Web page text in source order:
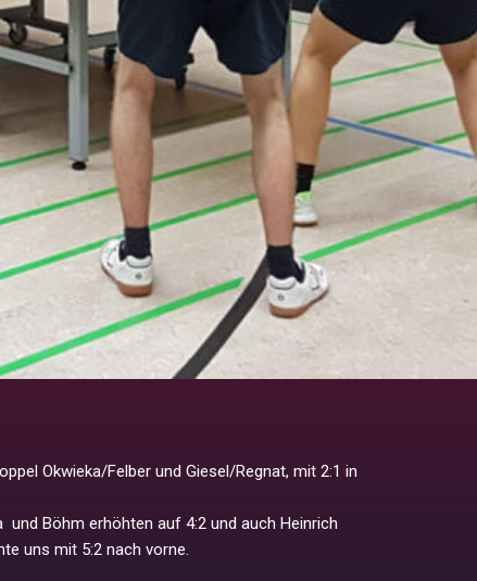
Okwieka/Felber und Giesel/Regnat, mit 2:1 in
Böhm erhöhten auf 4:2 und auch Heinrich
uns mit 5:2 nach vorne.